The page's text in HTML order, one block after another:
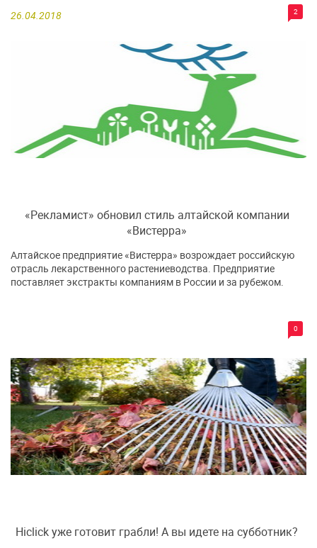
26.04.2018 2
«Рекламист» обновил стиль алтайской компании
«Вистерра»
0
Алтайское предприятие «Вистерра» возрождает российскую
отрасль лекарственного растениеводства. Предприятие
поставляет экстракты компаниям в России и за рубежом.
Hiclick уже готовит грабли! А вы идете на субботник?